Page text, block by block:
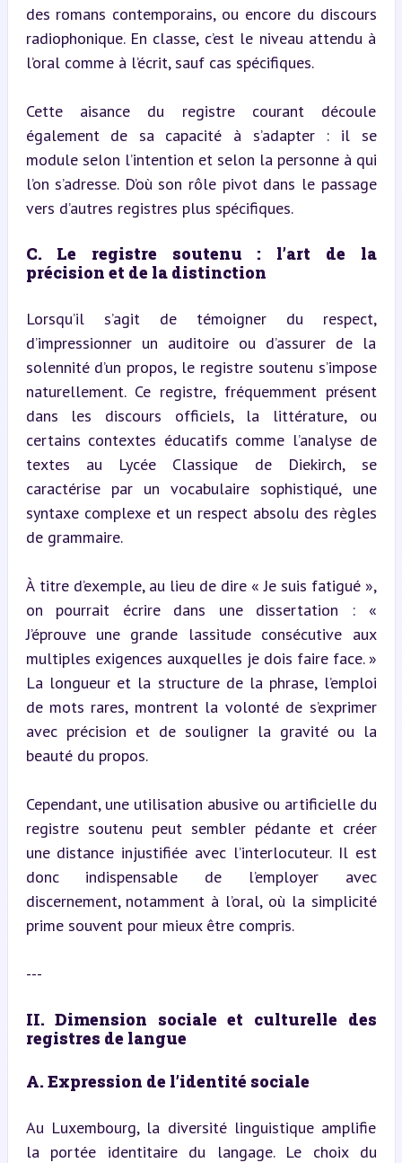
des romans contemporains, ou encore du discours
radiophonique. En classe, c’est le niveau attendu à
l’oral comme à l’écrit, sauf cas spécifiques.
Cette aisance du registre courant découle
également de sa capacité à s’adapter : il se
module selon l’intention et selon la personne à qui
l’on s’adresse. D’où son rôle pivot dans le passage
vers d’autres registres plus spécifiques.
C. Le registre soutenu : l’art de la
précision et de la distinction
Lorsqu’il s’agit de témoigner du respect,
d’impressionner un auditoire ou d’assurer de la
solennité d’un propos, le registre soutenu s’impose
naturellement. Ce registre, fréquemment présent
dans les discours officiels, la littérature, ou
certains contextes éducatifs comme l’analyse de
textes au Lycée Classique de Diekirch, se
caractérise par un vocabulaire sophistiqué, une
syntaxe complexe et un respect absolu des règles
de grammaire.
À titre d’exemple, au lieu de dire « Je suis fatigué »,
on pourrait écrire dans une dissertation : «
J’éprouve une grande lassitude consécutive aux
multiples exigences auxquelles je dois faire face. »
La longueur et la structure de la phrase, l’emploi
de mots rares, montrent la volonté de s’exprimer
avec précision et de souligner la gravité ou la
beauté du propos.
Cependant, une utilisation abusive ou artificielle du
registre soutenu peut sembler pédante et créer
une distance injustifiée avec l’interlocuteur. Il est
donc indispensable de l’employer avec
discernement, notamment à l’oral, où la simplicité
prime souvent pour mieux être compris.
---
II. Dimension sociale et culturelle des
registres de langue
A. Expression de l’identité sociale
Au Luxembourg, la diversité linguistique amplifie
la portée identitaire du langage. Le choix du